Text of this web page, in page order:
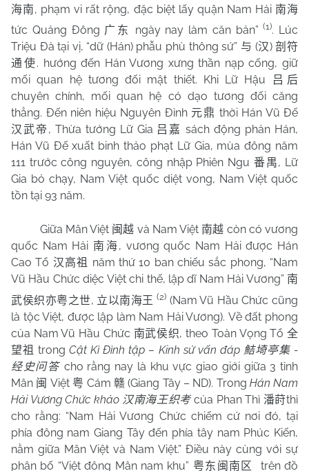
海南, phạm vi rất rộng, đặc biệt lấy quận Nam Hải 南海
tức Quảng Đông 广东 ngày nay làm căn bản”(1). Lúc
Triệu Đà tại vị, “dữ (Hán) phẫu phù thông sứ” 与 (汉)剖符
通使. hướng đến Hán Vương xưng thần nạp cống, giữ
mối quan hệ tương đối mật thiết. Khi Lữ Hậu
吕后
chuyên chính, mối quan hệ có dạo tương đối căng
thẳng. Đến niên hiệu Nguyên Đỉnh 元鼎 thời Hán Vũ Đế
汉武帝 , Thừa tướng Lữ Gia 吕嘉 sách động phản Hán,
Hán Vũ Đế xuất binh thảo phạt Lữ Gia, mùa đông năm
111 trước công nguyên, công nhập Phiên Ngu 番禺, Lữ
Gia bỏ chạy, Nam Việt quốc diệt vong, Nam Việt quốc
tồn tại 93 năm.
Giữa Mân Việt 闽越 và Nam Việt 南越 còn có vương
quốc Nam Hải 南海, vương quốc Nam Hải được Hán
Cao Tổ 汉高祖
năm thứ 10 ban chiếu sắc phong, “Nam
Vũ Hầu Chức diệc Việt chi thế, lập dĩ Nam Hải Vương” 南
武侯织亦粤之世, 立以南海王 (2) (Nam Vũ Hầu Chức cũng
là tộc Việt, được lập làm Nam Hải Vương). Về đất phong
của Nam Vũ Hầu Chức 南武侯织, theo Toàn Vọng Tổ全
望祖 trongCật Kì Đình tập – Kinh sử vấn đáp 鮚埼亭集-
经史问答 cho rằng nay là khu vực giao giới giữa 3 tỉnh
Mân 闽 Việt 粤 Cám 赣 (Giang Tây – ND). Trong Hán Nam
Hải Vương Chức khảo 汉南海王织考của Phan Thì 潘莳thì
cho rằng: “Nam Hải Vương Chức chiếm cứ nơi đó, tại
phía đông nam Giang Tây đến phía tây nam Phúc Kiến,
nằm giữa Mân Việt và Nam Việt.” Điều này cùng với sự
phân bố “Việt đông Mân nam khu” 粤东闽南区
trên đồ